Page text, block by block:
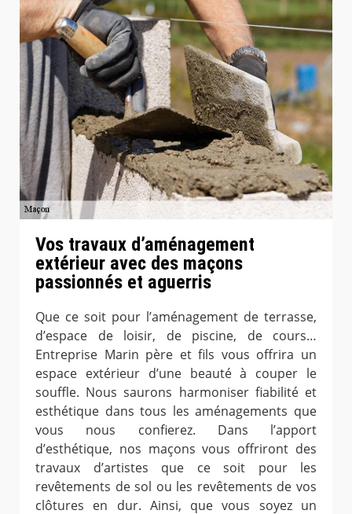
Vos travaux d’aménagement
extérieur avec des maçons
passionnés et aguerris
Que ce soit pour l’aménagement de terrasse,
d’espace de loisir, de piscine, de cours…
Entreprise Marin père et fils vous offrira un
espace extérieur d’une beauté à couper le
souffle. Nous saurons harmoniser fiabilité et
esthétique dans tous les aménagements que
vous nous confierez. Dans l’apport
d’esthétique, nos maçons vous offriront des
travaux d’artistes que ce soit pour les
revêtements de sol ou les revêtements de vos
clôtures en dur. Ainsi, que vous soyez un